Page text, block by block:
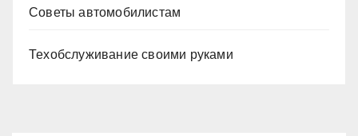
Советы автомобилистам
Техобслуживание своими руками